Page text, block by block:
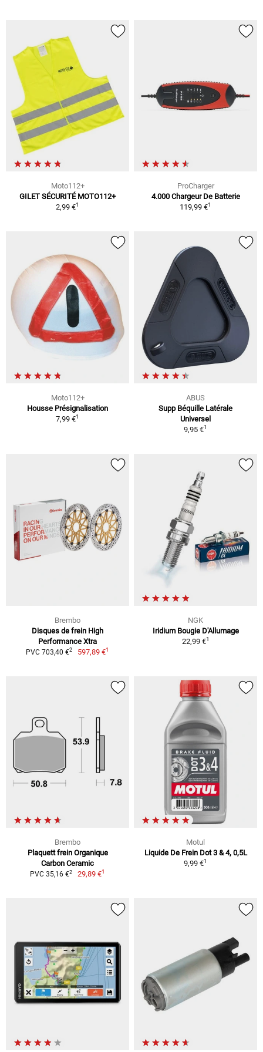
Moto112+
GILET SÉCURITÉ MOTO112+
2,99 €1
ProCharger
4.000 Chargeur De Batterie
119,99 €1
Moto112+
Housse Présignalisation
7,99 €1
ABUS
Supp Béquille Latérale
Universel
9,95 €1
Brembo
Disques de frein High
Performance Xtra
PVC 703,40 €2 597,89 €1
NGK
Iridium Bougie D'Allumage
22,99 €1
Brembo
Plaquett frein Organique
Carbon Ceramic
PVC 35,16 €2 29,89 €1
Motul
Liquide De Frein Dot 3 & 4, 0,5L
9,99 €1